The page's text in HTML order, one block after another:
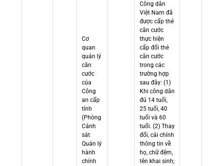
Cơ
quan
quản lý
căn
cước
của
Công
an cấp
tỉnh
(Phòng
Cảnh
sát
Quản lý
hành
chính
Công dân
Việt Nam đã
được cấp thẻ
căn cước
thực hiện
cấp đổi thẻ
căn cước
trong các
trường hợp
sau đây: (1)
Khi công dân
đủ 14 tuổi,
25 tuổi, 40
tuổi và 60
tuổi. (2) Thay
đổi, cải chính
thông tin về
họ, chữ đệm,
tên khai sinh;